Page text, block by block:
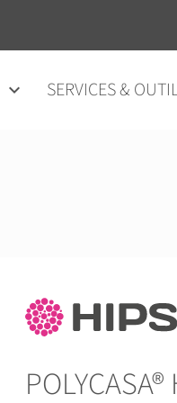
SERVICES &